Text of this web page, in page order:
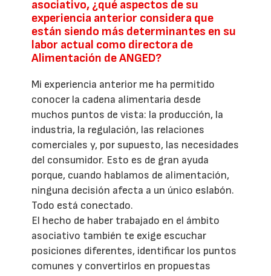
asociativo, ¿qué aspectos de su
experiencia anterior considera que
están siendo más determinantes en su
labor actual como directora de
Alimentación de ANGED?
Mi experiencia anterior me ha permitido
conocer la cadena alimentaria desde
muchos puntos de vista: la producción, la
industria, la regulación, las relaciones
comerciales y, por supuesto, las necesidades
del consumidor. Esto es de gran ayuda
porque, cuando hablamos de alimentación,
ninguna decisión afecta a un único eslabón.
Todo está conectado.
El hecho de haber trabajado en el ámbito
asociativo también te exige escuchar
posiciones diferentes, identificar los puntos
comunes y convertirlos en propuestas